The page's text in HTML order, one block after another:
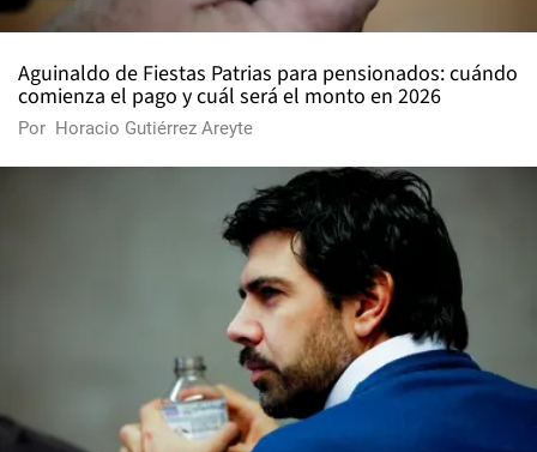
Aguinaldo de Fiestas Patrias para pensionados: cuándo
comienza el pago y cuál será el monto en 2026
Por Horacio Gutiérrez Areyte